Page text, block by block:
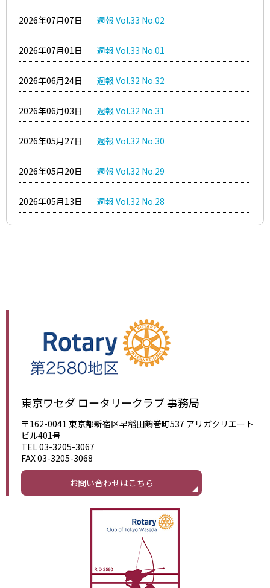
2026年07月07日 週報 Vol.33 No.02
2026年07月01日 週報 Vol.33 No.01
2026年06月24日 週報 Vol.32 No.32
2026年06月03日 週報 Vol.32 No.31
2026年05月27日 週報 Vol.32 No.30
2026年05月20日 週報 Vol.32 No.29
2026年05月13日 週報 Vol.32 No.28
東京ワセダ ロータリークラブ 事務局
〒162-0041 東京都新宿区早稲田鶴巻町537 アリガクリエート
ビル401号
TEL 03-3205-3067
FAX 03-3205-3068
お問い合わせはこちら